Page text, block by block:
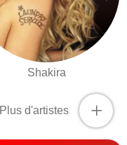
Shakira
+
Plus d'artistes